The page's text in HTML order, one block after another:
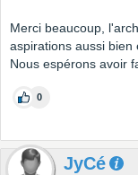
Merci beaucoup,
aspirations aussi
Nous espérons avoir
0
JyCé